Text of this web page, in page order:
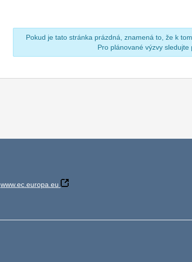
Pokud je tato stránka prázdná, znamená to, že k
Pro plánované výzvy sledujte
www.ec.europa.eu